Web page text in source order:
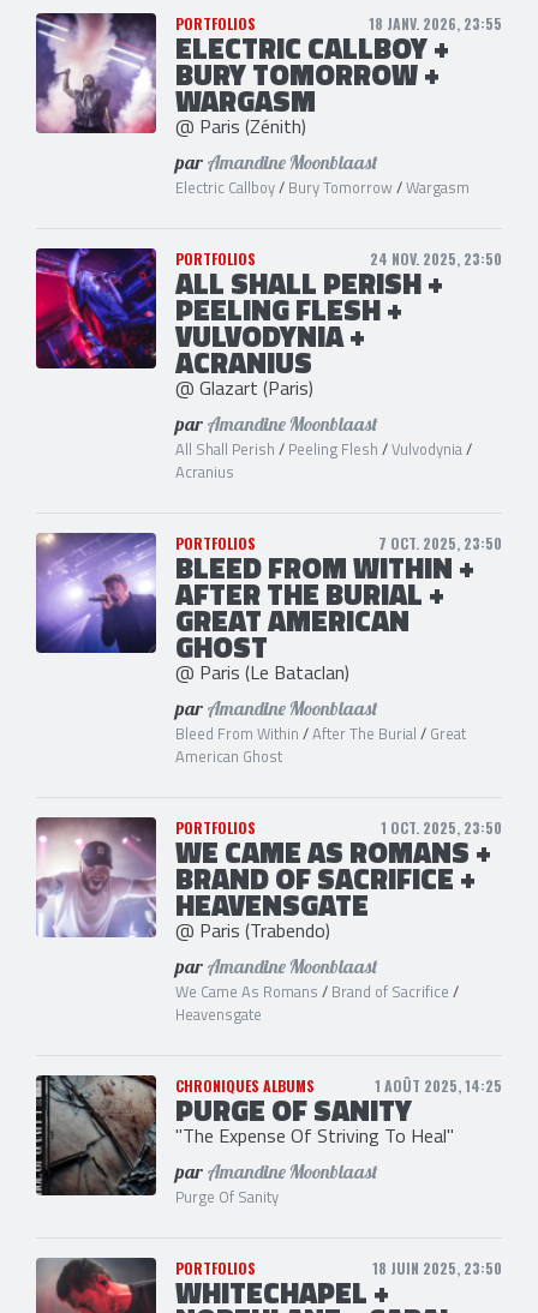
PORTFOLIOS 18 JANV. 2026, 23:55
ELECTRIC CALLBOY +
BURY TOMORROW +
WARGASM
@ Paris (Zénith)
par Amandine Moonblaast
Electric Callboy/ Bury Tomorrow/Wargasm
PORTFOLIOS 24 NOV. 2025, 23:50
ALL SHALL PERISH +
PEELING FLESH +
VULVODYNIA +
ACRANIUS
@ Glazart (Paris)
par Amandine Moonblaast
All Shall Perish / Peeling Flesh /Vulvodynia/
Acranius
PORTFOLIOS 7 OCT. 2025, 23:50
BLEED FROM WITHIN +
AFTER THE BURIAL +
GREAT AMERICAN
GHOST
@ Paris (Le Bataclan)
par Amandine Moonblaast
Bleed From Within /After The Burial / Great
American Ghost
PORTFOLIOS 1 OCT. 2025, 23:50
WE CAME AS ROMANS +
BRAND OF SACRIFICE +
HEAVENSGATE
@ Paris (Trabendo)
par Amandine Moonblaast
We Came As Romans / Brand of Sacrifice /
Heavensgate
CHRONIQUES ALBUMS 1 AOÛT 2025, 14:25
PURGE OF SANITY
"The Expense Of Striving To Heal"
par Amandine Moonblaast
Purge Of Sanity
PORTFOLIOS 18 JUIN 2025, 23:50
WHITECHAPEL +